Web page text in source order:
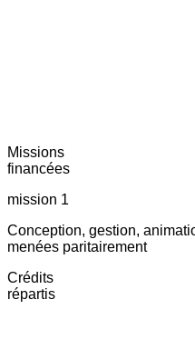
Missions
financées
mission 1
Conception, gestion,
menées paritairement
Crédits
répartis